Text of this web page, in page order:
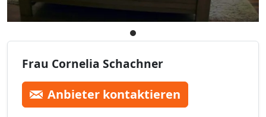
Frau Cornelia Schachner
Anbieter kontaktieren